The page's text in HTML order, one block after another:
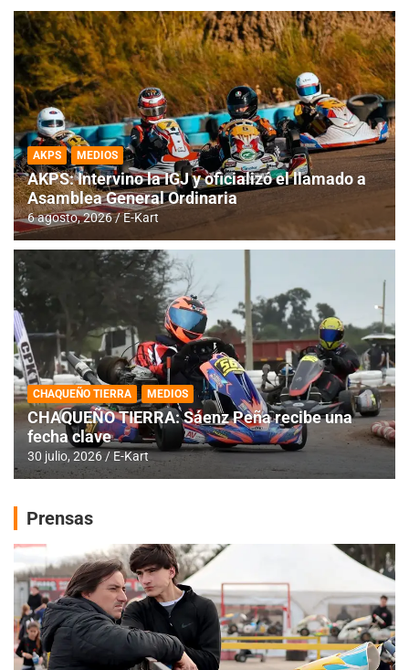
AKPS MEDIOS
AKPS: Intervino la IGJ y oficializó el llamado a
Asamblea General Ordinaria
6 agosto, 2026 E-Kart
CHAQUEÑO TIERRA MEDIOS
CHAQUEÑO TIERRA: Sáenz Peña recibe una
fecha clave
30 julio, 2026 E-Kart
Prensas